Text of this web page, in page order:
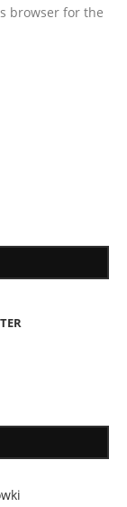
browser for the